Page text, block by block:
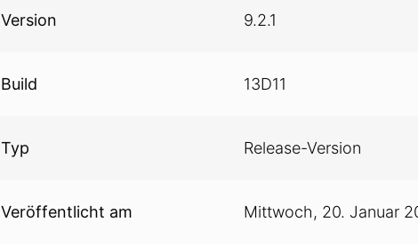
Version 9.2.1
Build 13D11
Typ Release-Version
Veröffentlicht am Mittwoch, 20. Januar